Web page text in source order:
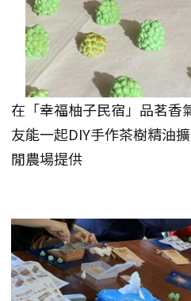
在「幸福柚子民宿」品茗香
友能一起DIY手作茶樹精油
閒農場提供